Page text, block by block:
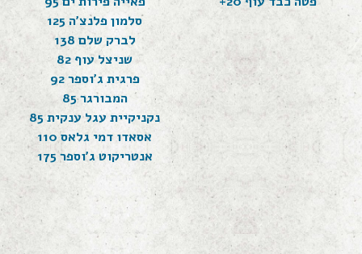
סלמון פלנצ'ה 125
לברק שלם 138
שניצל עוף 82
פרגית ג'וספר 92
המבורגר 85
נקניקיית עגל ענקית 85
אסאדו דמי גלאס 110
אנטריקוט ג'וספר 175